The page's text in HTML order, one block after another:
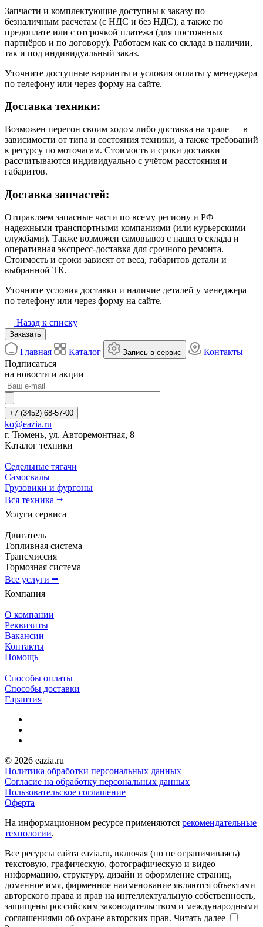
Запчасти и комплектующие доступны к заказу по
безналичным расчётам (с НДС и без НДС), а также по
предоплате или с отсрочкой платежа (для постоянных
партнёров и по договору). Работаем как со склада в наличии,
так и под индивидуальный заказ.
Уточните доступные варианты и условия оплаты у менеджера
по телефону или через форму на сайте.
Доставка техники:
Возможен перегон своим ходом либо доставка на трале — в
зависимости от типа и состояния техники, а также требований
к ресурсу по моточасам. Стоимость и сроки доставки
рассчитываются индивидуально с учётом расстояния и
габаритов.
Доставка запчастей:
Отправляем запасные части по всему региону и РФ
надежными транспортными компаниями (или курьерскими
службами). Также возможен самовывоз с нашего склада и
оперативная экспресс-доставка для срочного ремонта.
Стоимость и сроки зависят от веса, габаритов детали и
выбранной ТК.
Уточните условия доставки и наличие деталей у менеджера
по телефону или через форму на сайте.
Назад к списку
Заказать
Главная Каталог Запись в сервис
Контакты
Подписаться
на новости и акции
+7 (3452) 68-57-00
ko@eazia.ru
г. Тюмень, ул. Авторемонтная, 8
Каталог техники
Седельные тягачи
Самосвалы
Грузовики и фургоны
Вся техника ⭢
Услуги сервиса
Двигатель
Топливная система
Трансмиссия
Тормозная система
Все услуги ⭢
Компания
О компании
Реквизиты
Вакансии
Контакты
Помощь
Способы оплаты
Способы доставки
Гарантия
© 2026 eazia.ru
Политика обработки персональных данных
Согласие на обработку персональных данных
Пользовательское соглашение
Оферта
На информационном ресурсе применяются рекомендательные
технологии.
Все ресурсы сайта eazia.ru, включая (но не ограничиваясь)
текстовую, графическую, фотографическую и видео
информацию, структуру, дизайн и оформление страниц,
доменное имя, фирменное наименование являются объектами
авторского права и прав на интеллектуальную собственность,
защищены российским законодательством и международными
соглашениями об охране авторских прав. Читать далее